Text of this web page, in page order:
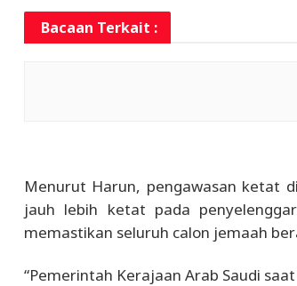
Bacaan Terkait :
Menurut Harun, pengawasan ketat
jauh lebih ketat pada
memastikan seluruh calon jemaah
“Pemerintah Kerajaan Arab Saudi